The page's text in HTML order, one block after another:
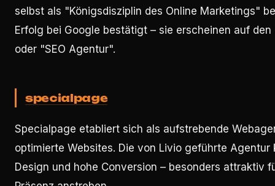
selbst als "Königsdisziplin des Online Marketings"
Erfolg bei Google bestätigt – sie erscheinen auf
oder "SEO Agentur".
specialpage
Specialpage etabliert sich als aufstrebende
optimierte Websites. Die von Livio geführte
Design und hohe Conversion – besonders attraktiv